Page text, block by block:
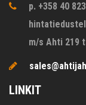
p. +358 40
m/s Ahti 219
LINKIT